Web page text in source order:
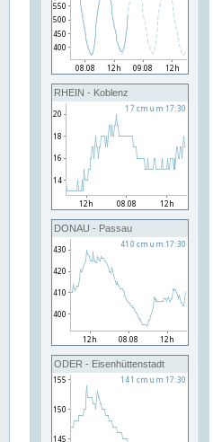
RHEIN - Koblenz
DONAU - Passau
ODER - Eisenhüttenstadt